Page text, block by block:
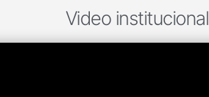
Video institucional